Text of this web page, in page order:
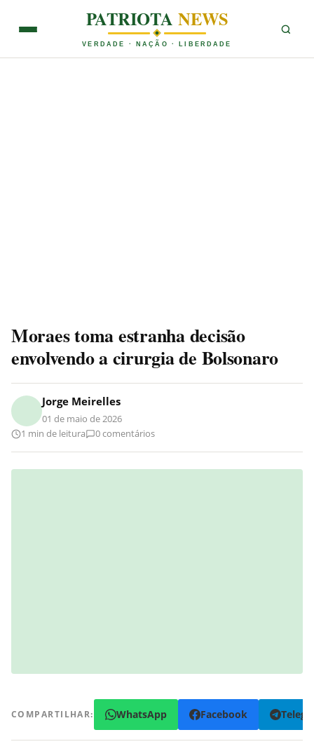
PATRIOTANEWS
VERDADE · NAÇÃO · LIBERDADE
Moraes toma estranha decisão
envolvendo a cirurgia de Bolsonaro
Jorge Meirelles
01 de maio de 2026
1 min de leitura
0 comentários
COMPARTILHAR: WhatsApp Facebook